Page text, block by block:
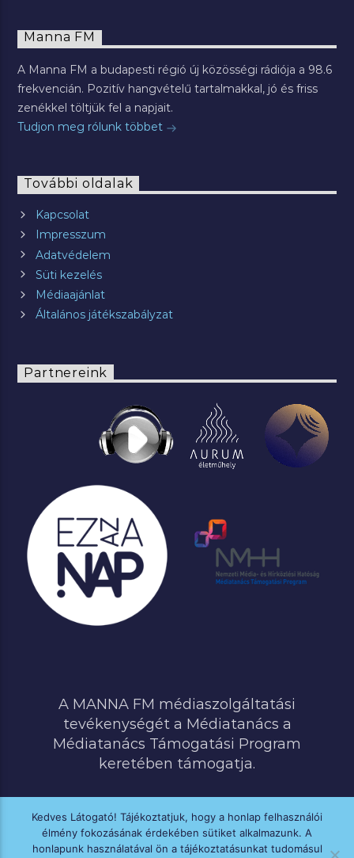
Manna FM
A Manna FM a budapesti régió új közösségi rádiója a 98.6
frekvencián. Pozitív hangvételű tartalmakkal, jó és friss
zenékkel töltjük fel a napjait.
Tudjon meg rólunk többet
További oldalak
Kapcsolat
Impresszum
Adatvédelem
Süti kezelés
Médiaajánlat
Általános játékszabályzat
Partnereink
A MANNA FM médiaszolgáltatási
tevékenységét a Médiatanács a
Médiatanács Támogatási Program
keretében támogatja.
MINDEN JOG FENNTARTVA © 2020 MANNA FM
Kedves Látogató! Tájékoztatjuk, hogy a honlap felhasználói
élmény fokozásának érdekében sütiket alkalmazunk. A
honlapunk használatával ön a tájékoztatásunkat tudomásul